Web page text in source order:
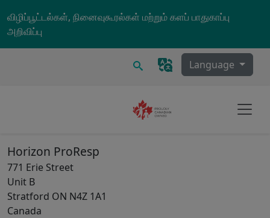
விழிப்பூட்டல்கள், நினைவுகூரல்கள் மற்றும் களப் பாதுகாப்பு
அறிவிப்பு
தேடல் Language
Horizon ProResp
771 Erie Street
Unit B
Stratford ON N4Z 1A1
Canada